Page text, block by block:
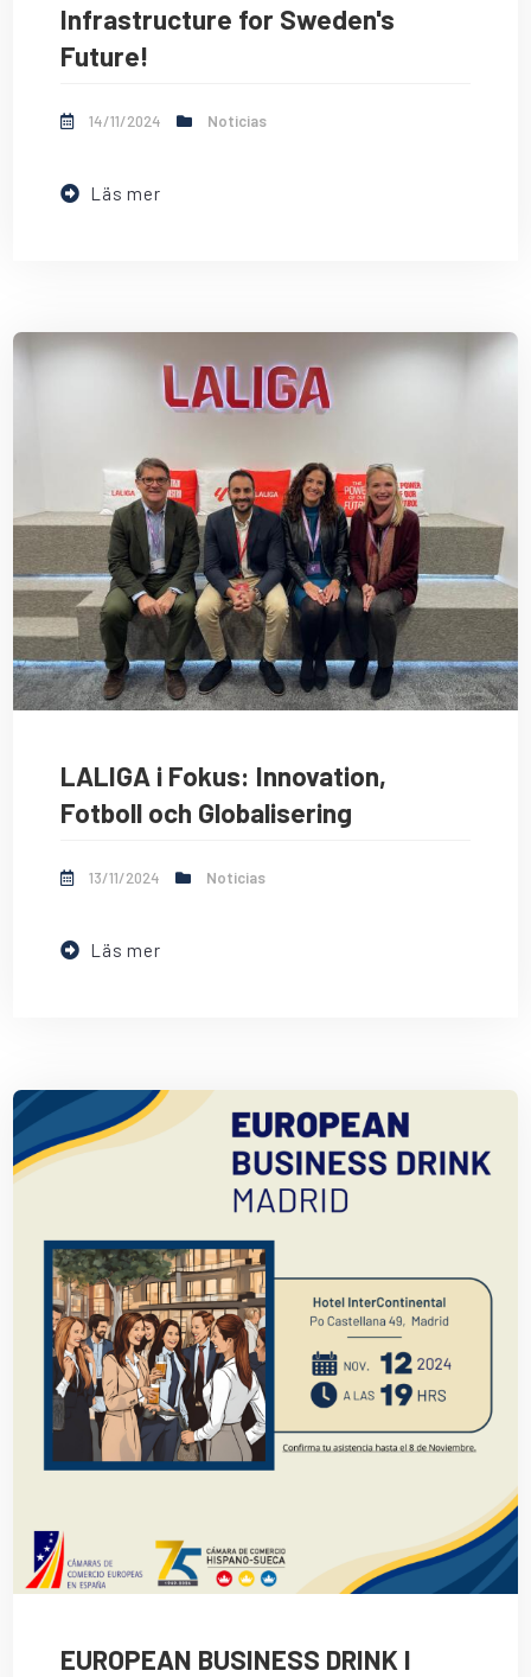
Infrastructure for Sweden's
Future!
14/11/2024 Noticias
Läs mer
LALIGA i Fokus: Innovation,
Fotboll och Globalisering
13/11/2024 Noticias
Läs mer
EUROPEAN BUSINESS DRINK I